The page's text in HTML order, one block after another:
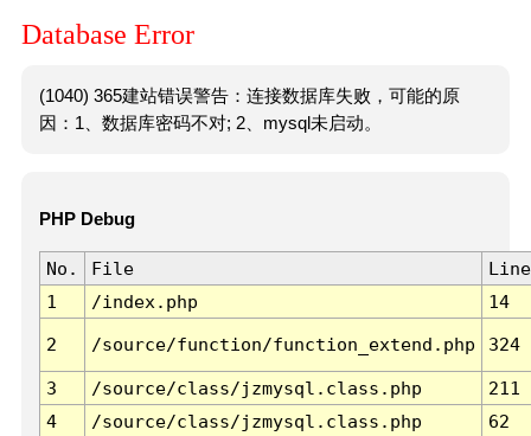
Database Error
(1040) 365建站错误警告：连接数据库失败，可能的原
因：1、数据库密码不对; 2、mysql未启动。
PHP Debug
No. File
Line
1
/index.php 14
2 /source/function/function_extend.php 324
3 /source/class/jzmysql.class.php
211
4
/source/class/jzmysql.class.php
62